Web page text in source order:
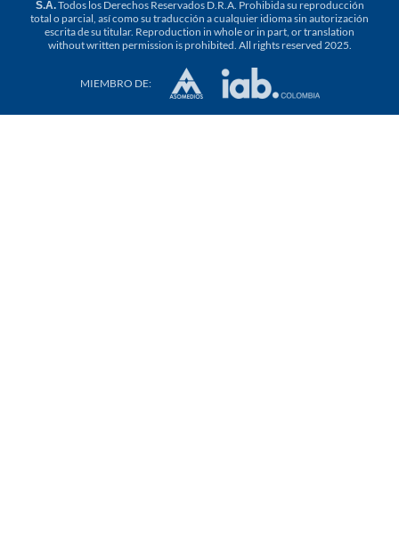
S.A.Todos los Derechos Reservados D.R.A. Prohibida su reproducción
total o parcial, así como su traducción a cualquier idioma sin autorización
escrita de su titular. Reproduction in whole or in part, or translation
without written permission is prohibited. All rights reserved 2025.
MIEMBRO DE: